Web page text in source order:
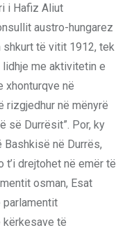
i Hafiz Aliut
austro-hungarez
shkurt të vitit 1912, tek
me aktivitetin e
xhonturqve në
rizgjedhur në mënyrë
së Durrësit”. Por, ky
në Durrës,
drejtohet në emër të
osman, Esat
parlamentit
kërkesave të